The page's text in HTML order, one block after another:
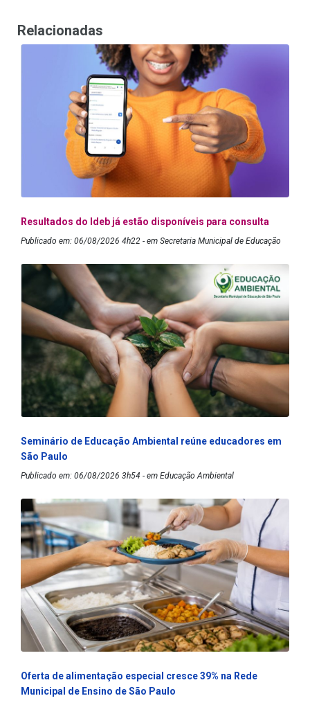
Relacionadas
Resultados do Ideb já estão disponíveis para consulta
Publicado em: 06/08/2026 4h22 - em Secretaria Municipal de Educação
Seminário de Educação Ambiental reúne educadores em
São Paulo
Publicado em: 06/08/2026 3h54 - em Educação Ambiental
Oferta de alimentação especial cresce 39% na Rede
Municipal de Ensino de São Paulo